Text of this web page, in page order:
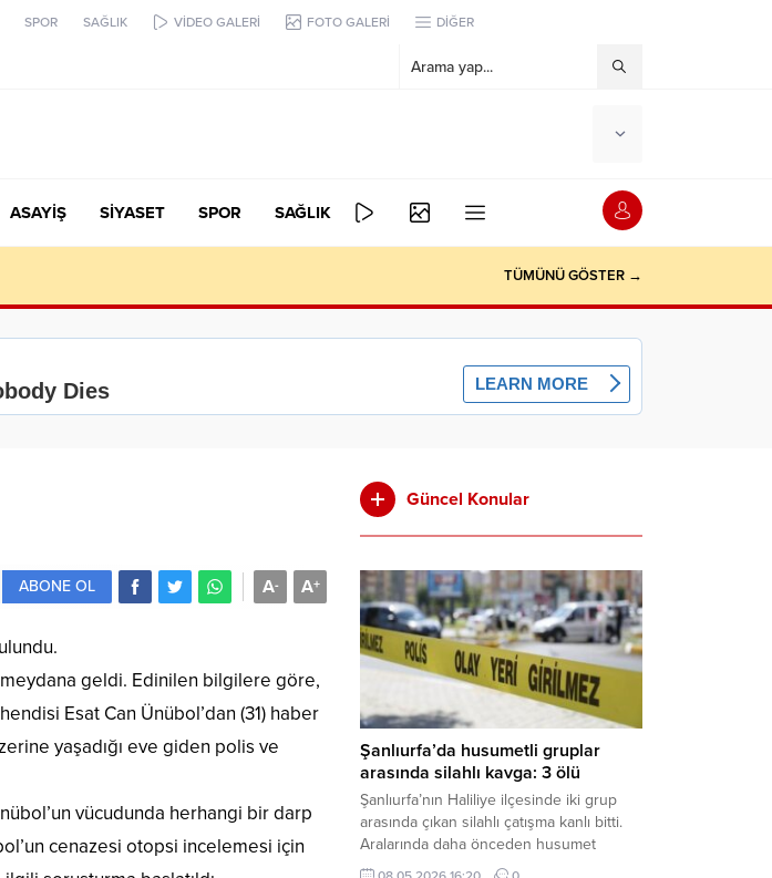
SPOR SAĞLIK VİDEO GALERİ FOTO GALERİ DİĞER
ASAYİŞ SİYASET SPOR SAĞLIK
TÜMÜNÜ GÖSTER →
A+
A-
ABONE OL
meydana geldi. Edinilen bilgilere göre,
Esat Can Ünübol’dan (31) haber
yaşadığı eve giden polis ve
vücudunda herhangi bir darp
cenazesi otopsi incelemesi için
Güncel Konular
Şanlıurfa’da husumetli gruplar
arasında silahlı kavga: 3 ölü
Şanlıurfa’nın Haliliye ilçesinde iki grup
arasında çıkan silahlı çatışma kanlı bitti.
Aralarında daha önceden husumet
olduğu öğrenilen tarafların kavgası